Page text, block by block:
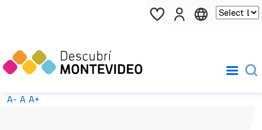
Pasar al contenido principal
A- A A+